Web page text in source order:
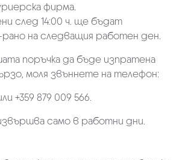
фирма.
след 14:00 ч. ще бъдат
рано на следващия работен ден.
поръчка да бъде изпратена
моля звъннете на телефон:
+359 879 009 566.
само в работни дни.